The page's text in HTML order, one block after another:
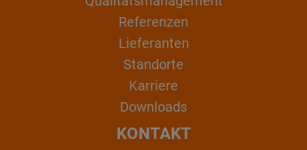
Referenzen
Lieferanten
Standorte
Karriere
Downloads
KONTAKT